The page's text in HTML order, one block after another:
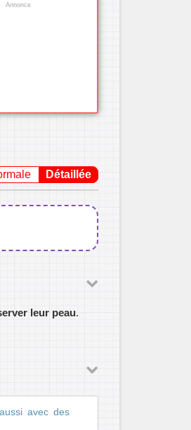
Détaillée
leur peau.
avec des